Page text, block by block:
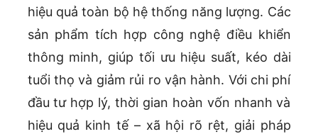
hiệu quả toàn bộ hệ thống năng lượng. Các
sản phẩm tích hợp công nghệ điều khiển
thông minh, giúp tối ưu hiệu suất, kéo dài
tuổi thọ và giảm rủi ro vận hành. Với chi phí
đầu tư hợp lý, thời gian hoàn vốn nhanh và
hiệu quả kinh tế – xã hội rõ rệt, giải pháp